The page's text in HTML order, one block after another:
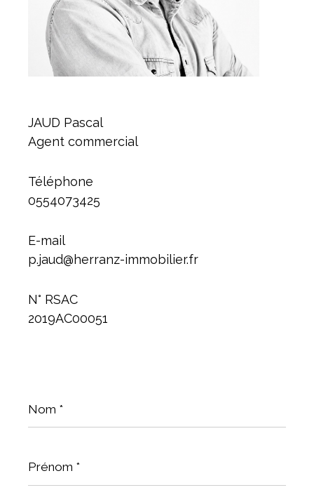
JAUD Pascal
Agent commercial
Téléphone
0554073425
E-mail
p.jaud@herranz-immobilier.fr
N° RSAC
2019AC00051
*
*